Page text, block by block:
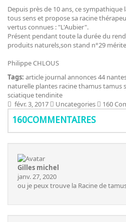
Depuis près de 10 ans, ce sympathique
tous sens et propose sa racine
vertus connues : "L'Aubier".
Présent pendant toute la durée du
produits naturels,son stand n°29
Philippe CHLOUS
Tags: article journalannonces44
naturelle plantes racinethamustamus
sciatiquetendinite
févr. 3, 2017
Uncategories 160
160COMMENTAIRES
Gilles michel
janv. 27, 2020
ou je peux trouve la Racine de